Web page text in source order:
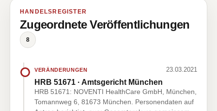
HANDELSREGISTER
Zugeordnete Veröffentlichungen
8
VERÄNDERUNGEN 23.03.2021
HRB 51671 · Amtsgericht München
HRB 51671: NOVENTI HealthCare GmbH, München,
Tomannweg 6, 81673 München. Personendaten auf